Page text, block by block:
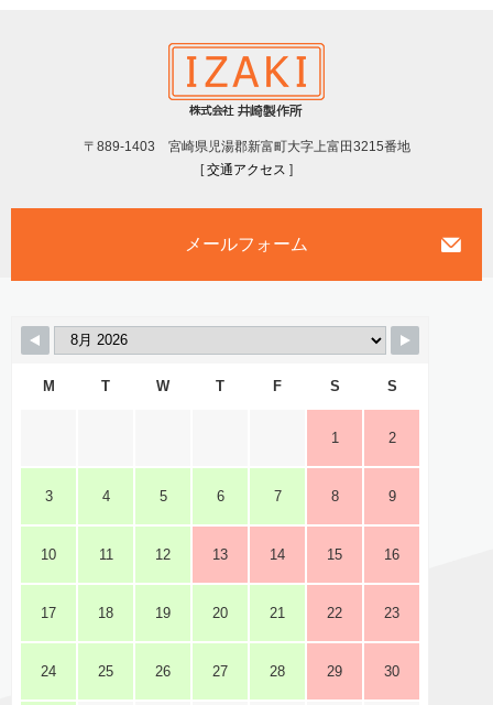
〒889-1403 宮崎県児湯郡新富町大字上富田3215番地
[交通アクセス ]
メールフォーム
M T W T F S S
1 2
3 4 5 6 7 8 9
10 11 12 13 14 15 16
17 18 19 20 21 22 23
24 25 26 27 28 29 30